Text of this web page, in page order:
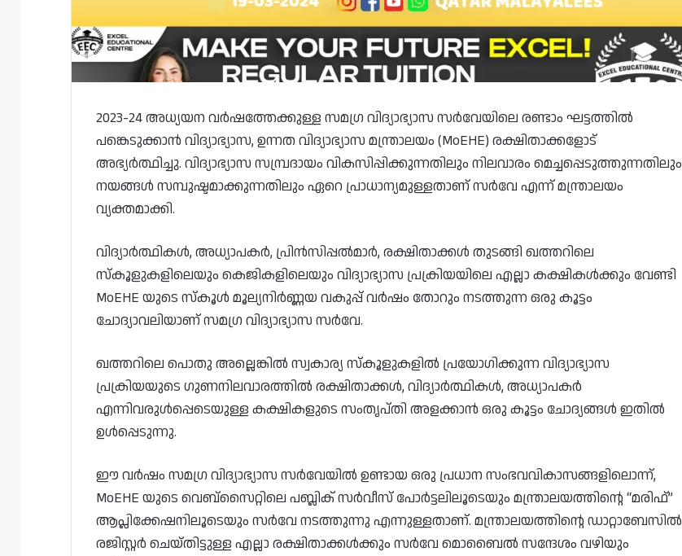
2023-24 അധ്യയന വർഷത്തേക്കുള്ള സമഗ്ര വിദ്യാഭ്യാസ സർവേയിലെ രണ്ടാം ഘട്ടത്തിൽ
പങ്കെടുക്കാൻ വിദ്യാഭ്യാസ, ഉന്നത വിദ്യാഭ്യാസ മന്ത്രാലയം (MoEHE) രക്ഷിതാക്കളോട്
അഭ്യർത്ഥിച്ചു. വിദ്യാഭ്യാസ സമ്പ്രദായം വികസിപ്പിക്കുന്നതിലും നിലവാരം മെച്ചപ്പെടുത്തുന്നതിലും
നയങ്ങൾ സമ്പുഷ്ടമാക്കുന്നതിലും ഏറെ പ്രാധാന്യമുള്ളതാണ് സർവേ എന്ന് മന്ത്രാലയം
വ്യക്തമാക്കി.
വിദ്യാർത്ഥികൾ, അധ്യാപകർ, പ്രിൻസിപ്പൽമാർ, രക്ഷിതാക്കൾ തുടങ്ങി ഖത്തറിലെ
സ്കൂളുകളിലെയും കെജികളിലെയും വിദ്യാഭ്യാസ പ്രക്രിയയിലെ എല്ലാ കക്ഷികൾക്കും വേണ്ടി
MoEHE യുടെ സ്കൂൾ മൂല്യനിർണ്ണയ വകുപ്പ് വർഷം തോറും നടത്തുന്ന ഒരു കൂട്ടം
ചോദ്യാവലിയാണ് സമഗ്ര വിദ്യാഭ്യാസ സർവേ.
ഖത്തറിലെ പൊതു അല്ലെങ്കിൽ സ്വകാര്യ സ്കൂളുകളിൽ പ്രയോഗിക്കുന്ന വിദ്യാഭ്യാസ
പ്രക്രിയയുടെ ഗുണനിലവാരത്തിൽ രക്ഷിതാക്കൾ, വിദ്യാർത്ഥികൾ, അധ്യാപകർ
എന്നിവരുൾപ്പെടെയുള്ള കക്ഷികളുടെ സംതൃപ്തി അളക്കാൻ ഒരു കൂട്ടം ചോദ്യങ്ങൾ ഇതിൽ
ഉൾപ്പെടുന്നു.
ഈ വർഷം സമഗ്ര വിദ്യാഭ്യാസ സർവേയിൽ ഉണ്ടായ ഒരു പ്രധാന സംഭവവികാസങ്ങളിലൊന്ന്,
MoEHE യുടെ വെബ്‌സൈറ്റിലെ പബ്ലിക് സർവീസ് പോർട്ടലിലൂടെയും മന്ത്രാലയത്തിൻ്റെ “മരിഫ്”
ആപ്ലിക്കേഷനിലൂടെയും സർവേ നടത്തുന്നു എന്നുള്ളതാണ്. മന്ത്രാലയത്തിൻ്റെ ഡാറ്റാബേസിൽ
രജിസ്റ്റർ ചെയ്തിട്ടുള്ള എല്ലാ രക്ഷിതാക്കൾക്കും സർവേ മൊബൈൽ സന്ദേശം വഴിയും